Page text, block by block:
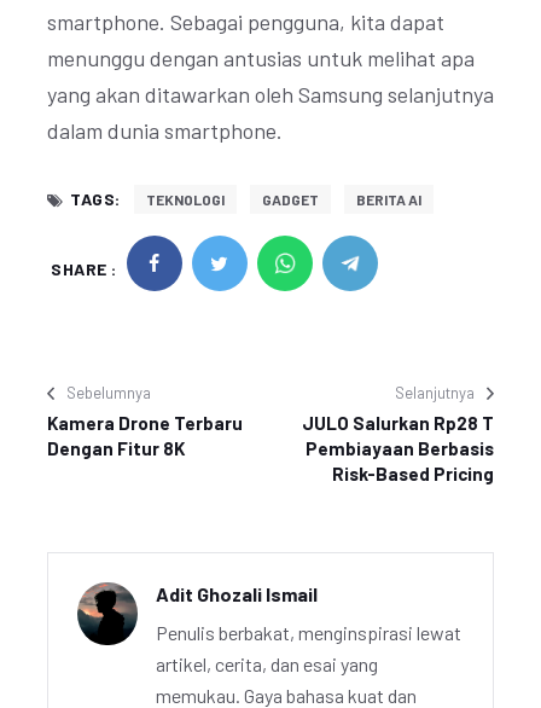
smartphone. Sebagai pengguna, kita dapat
menunggu dengan antusias untuk melihat apa
yang akan ditawarkan oleh Samsung selanjutnya
dalam dunia smartphone.
TAGS: TEKNOLOGI GADGET BERITA AI
SHARE :
Sebelumnya
Kamera Drone Terbaru
Dengan Fitur 8K
Selanjutnya
JULO Salurkan Rp28 T
Pembiayaan Berbasis
Risk-Based Pricing
Adit Ghozali Ismail
Penulis berbakat, menginspirasi lewat
artikel, cerita, dan esai yang
memukau. Gaya bahasa kuat dan